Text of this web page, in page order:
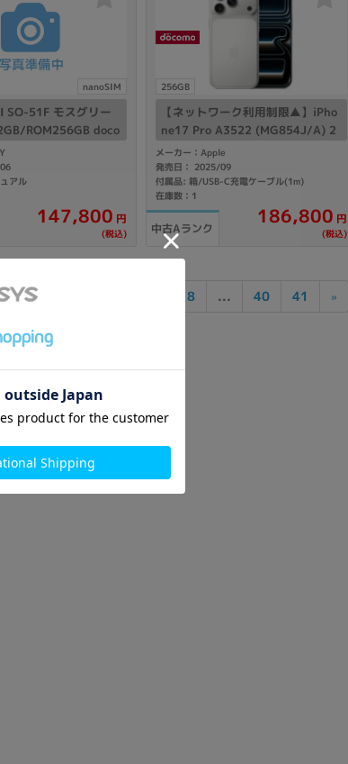
nanoSIM
SO-51F モスグリー
ROM256GB doco
ー】
アル
147,800 円
(税込)
256GB
【ネットワーク利用制限▲】iPho
ne17 Pro A3522 (MG854J/A) 2
56GB シルバー 【docomo版SIM
フリー】
メーカー：Apple
発売日： 2025/09
付属品: 箱/USB-C充電ケーブル(1m)
在庫数：1
中古Aランク
186,800 円
(税込)
2 3 8 ... 40 41 »